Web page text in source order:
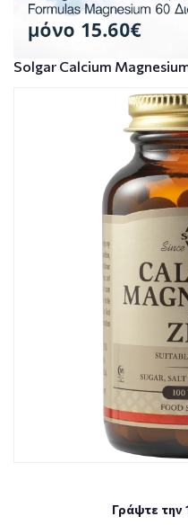
Solgar Calcium
Γράψτε την